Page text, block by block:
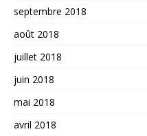
septembre 2018
août 2018
juillet 2018
juin 2018
mai 2018
avril 2018